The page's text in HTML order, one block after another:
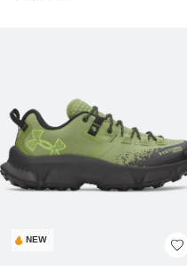
NEW